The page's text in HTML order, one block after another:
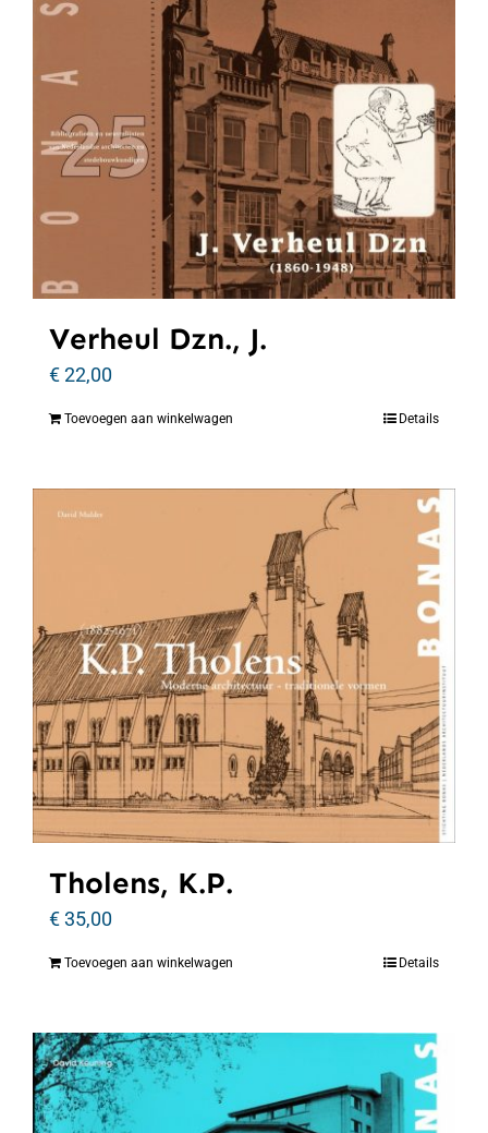
Verheul Dzn., J.
€22,00
Toevoegen aan winkelwagen Details
Tholens, K.P.
€35,00
Toevoegen aan winkelwagen Details